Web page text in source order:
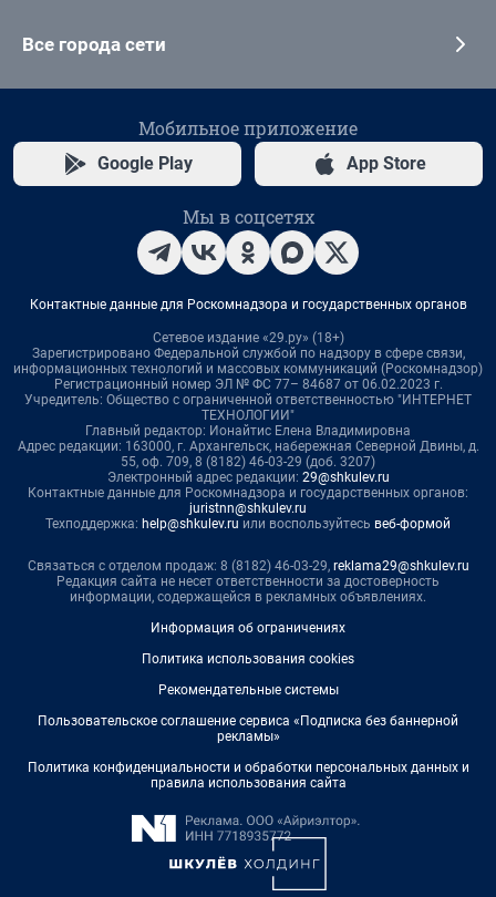
Все города сети
Мобильное приложение
Google Play App Store
Мы в соцсетях
Контактные данные для Роскомнадзора и государственных органов
Сетевое издание «29.ру» (18+)
Зарегистрировано Федеральной службой по надзору в сфере связи,
информационных технологий и массовых коммуникаций (Роскомнадзор)
Регистрационный номер ЭЛ № ФС 77– 84687 от 06.02.2023 г.
Учредитель: Общество с ограниченной ответственностью "ИНТЕРНЕТ
ТЕХНОЛОГИИ"
Главный редактор: Ионайтис Елена Владимировна
Адрес редакции: 163000, г. Архангельск, набережная Северной Двины, д.
55, оф. 709, 8 (8182) 46-03-29 (доб. 3207)
Электронный адрес редакции: 29@shkulev.ru
Контактные данные для Роскомнадзора и государственных органов:
juristnn@shkulev.ru
Техподдержка: help@shkulev.ru или воспользуйтесь веб-формой
Связаться с отделом продаж: 8 (8182) 46-03-29, reklama29@shkulev.ru
Редакция сайта не несет ответственности за достоверность
информации, содержащейся в рекламных объявлениях.
Информация об ограничениях
Политика использования cookies
Рекомендательные системы
Пользовательское соглашение сервиса «Подписка без баннерной
рекламы»
Политика конфиденциальности и обработки персональных данных и
правила использования сайта